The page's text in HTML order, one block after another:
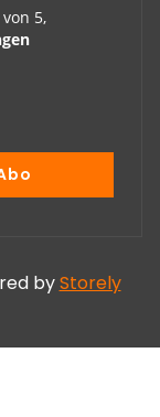
5,
byStorely